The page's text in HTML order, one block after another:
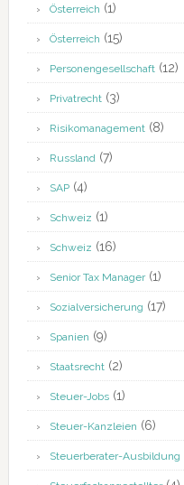
Österreich (1)
Österreich (15)
Personengesellschaft(12)
Privatrecht(3)
Risikomanagement(8)
Russland(7)
SAP(4)
Schweiz (1)
Schweiz (16)
Senior Tax Manager(1)
Sozialversicherung (17)
Spanien (9)
Staatsrecht(2)
Steuer-Jobs(1)
Steuer-Kanzleien (6)
Steuerberater-Ausbildung